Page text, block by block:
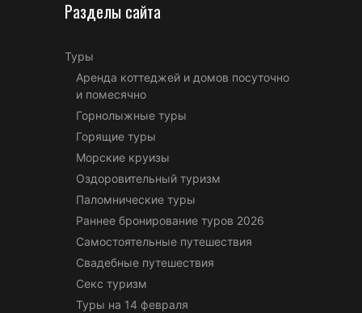
Разделы сайта
Туры
Аренда коттеджей и домов посуточно
и помесячно
Горнолыжные туры
Горящие туры
Морские круизы
Оздоровительный туризм
Паломнические туры
Раннее бронирование туров 2026
Самостоятельные путешествия
Свадебные путешествия
Секс туризм
Туры на 14 февраля